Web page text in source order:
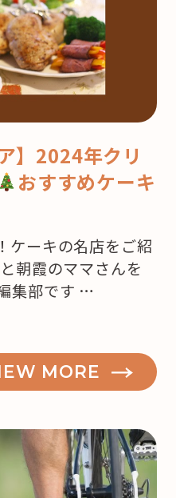
】2024年クリ
おすすめケーキ
ケーキの名店をご紹
朝霞のママさんを
集部です …
MORE